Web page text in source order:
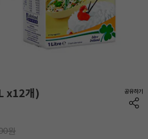
x12개)
원